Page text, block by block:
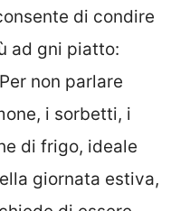
di condire
ad gni piatto:
non parlare
i sorbetti, i
di frigo, ideale
giornata estiva,